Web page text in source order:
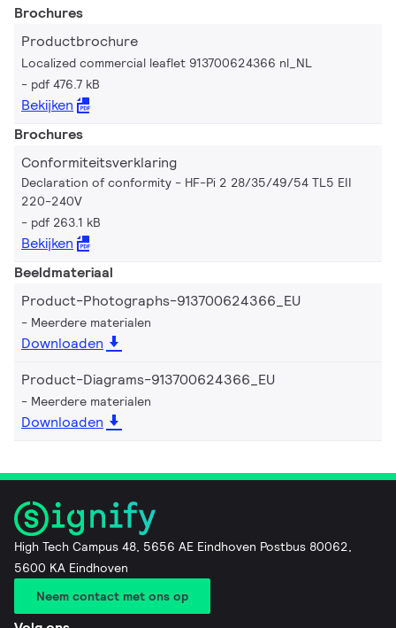
Brochures
Productbrochure
Localized commercial leaflet 913700624366 nl_NL
pdf 476.7 kB
Bekijken
Brochures
Conformiteitsverklaring
Declaration of conformity - HF-Pi 2 28/35/49/54 TL5 EII
220-240V
pdf 263.1 kB
Bekijken
Beeldmateriaal
Product-Photographs-913700624366_EU
Meerdere materialen
Downloaden
Product-Diagrams-913700624366_EU
Meerdere materialen
Downloaden
High Tech Campus 48, 5656 AE Eindhoven Postbus 80062,
5600 KA Eindhoven
Neem contact met ons op